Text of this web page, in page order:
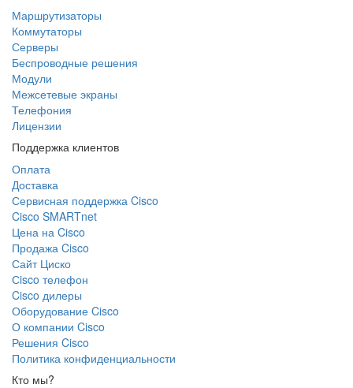
Маршрутизаторы
Коммутаторы
Серверы
Беспроводные решения
Модули
Межсетевые экраны
Телефония
Лицензии
Поддержка клиентов
Оплата
Доставка
Сервисная поддержка Cisco
Cisco SMARTnet
Цена на Cisco
Продажа Cisco
Сайт Циско
Сisco телефон
Cisco дилеры
Оборудование Cisco
О компании Cisco
Решения Cisco
Политика конфиденциальности
Кто мы?